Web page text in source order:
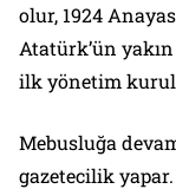
olur, 1924
Atatürk’ün
ilk yönetim
Mebusluğa
gazetecilik